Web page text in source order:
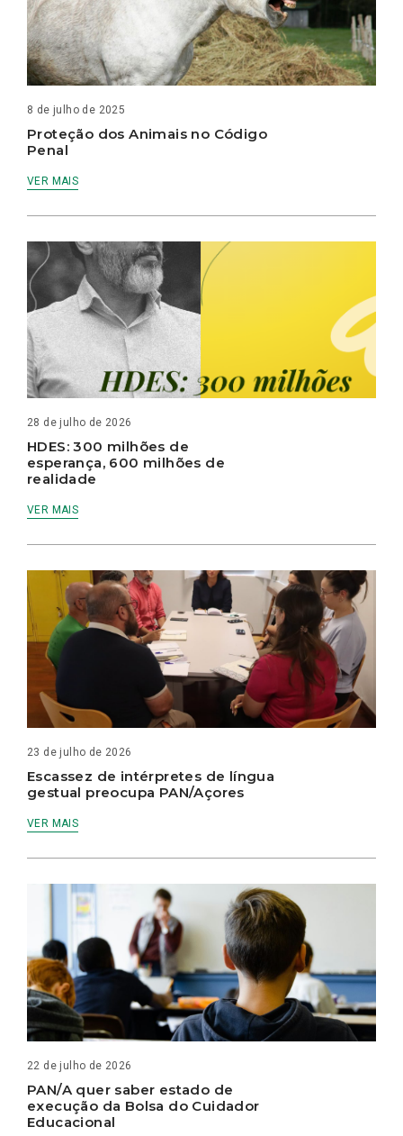
8 de julho de 2025
Proteção dos Animais no Código
Penal
VER MAIS
28 de julho de 2026
HDES: 300 milhões de
esperança, 600 milhões de
realidade
VER MAIS
23 de julho de 2026
Escassez de intérpretes de língua
gestual preocupa PAN/Açores
VER MAIS
22 de julho de 2026
PAN/A quer saber estado de
execução da Bolsa do Cuidador
Educacional